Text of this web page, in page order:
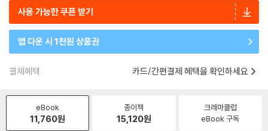
사용 가능한 쿠폰 받기
앱 다운 시 1천원 상품권
결제혜택 카드/간편결제 혜택을 확인하세요
eBook
11,760원
종이책
15,120원
크레마클럽
eBook 구독